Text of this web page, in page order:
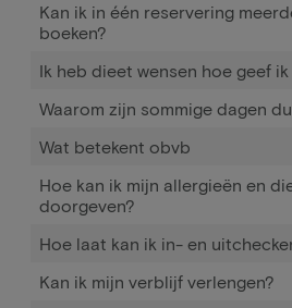
Kan ik in één reservering
boeken?
Ik heb dieet wensen hoe geef
Waarom zijn sommige dagen
Wat betekent obvb
Hoe kan ik mijn allergieën en
doorgeven?
Hoe laat kan ik in- en
Kan ik mijn verblijf verlengen?